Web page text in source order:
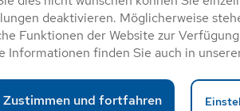
musst Du, wie andere Seeleute
wie Du Dich im Notfall mit einem
bringst, das Bereitschaftsboot
in Frage:
Zustimmen und fortfahren
deaktivieren. Möglicherweise
Funktionen der Website zur
Informationen finden Sie auch in